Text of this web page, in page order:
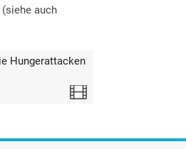
auch
Hungerattacken